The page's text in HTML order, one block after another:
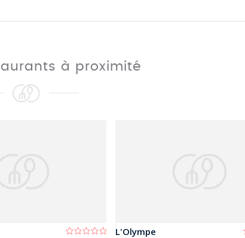
à proximité
L'Olympe